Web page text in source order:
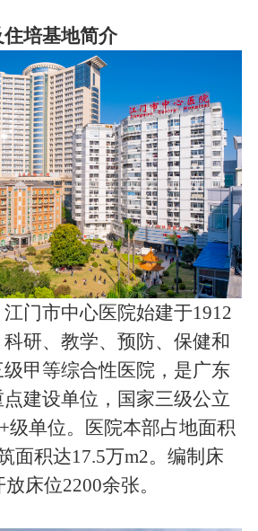
培基地简介
门市中心医院始建于1912
研、教学、预防、保健和
甲等综合性医院，是广东
建设单位，国家三级公立
级单位。医院本部占地面积
面积达17.5万m2。编制床
床位2200余张。